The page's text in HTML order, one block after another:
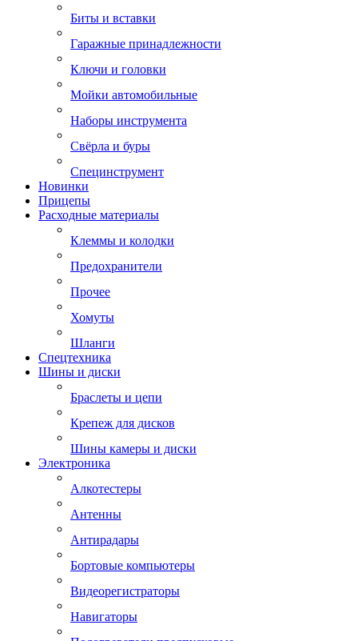
Биты и вставки
Гаражные принадлежности
Ключи и головки
Мойки автомобильные
Наборы инструмента
Свёрла и буры
Специнструмент
Новинки
Прицепы
Расходные материалы
Клеммы и колодки
Предохранители
Прочее
Хомуты
Шланги
Спецтехника
Шины и диски
Браслеты и цепи
Крепеж для дисков
Шины камеры и диски
Электроника
Алкотестеры
Антенны
Антирадары
Бортовые компьютеры
Видеорегистраторы
Навигаторы